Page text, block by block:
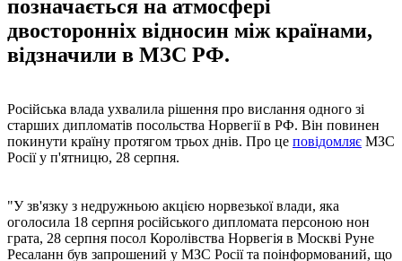
позначається на атмосфері
двосторонніх відносин між країнами,
відзначили в МЗС РФ.
Російська влада ухвалила рішення про вислання одного зі
старших дипломатів посольства Норвегії в РФ. Він повинен
покинути країну протягом трьох днів. Про це повідомляє МЗС
Росії у п'ятницю, 28 серпня.
"У зв'язку з недружньою акцією норвезької влади, яка
оголосила 18 серпня російського дипломата персоною нон
грата, 28 серпня посол Королівства Норвегія в Москві Руне
Ресаланн був запрошений у МЗС Росії та поінформований, що